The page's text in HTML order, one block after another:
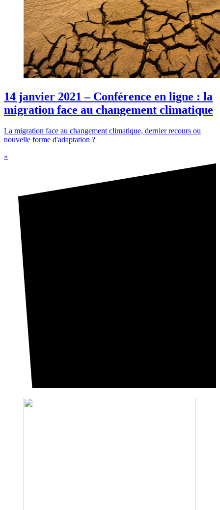
14 janvier 2021 – Conférence en ligne : la
migration face au changement climatique
La migration face au changement climatique, dernier recours ou
nouvelle forme d'adaptation ?
»